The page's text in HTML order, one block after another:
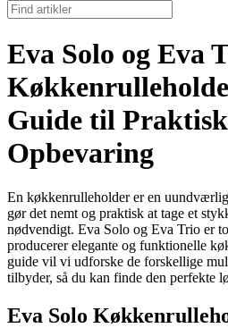
Eva Solo og Eva
Guide til
Opbevaring
En køkkenrulleholder er en
gør det nemt og praktisk at tage et
nødvendigt. Eva Solo og Eva Trio er
producerer elegante og funktionelle
guide vil vi udforske de forskellige
tilbyder, så du kan finde den perfekte
Eva Solo